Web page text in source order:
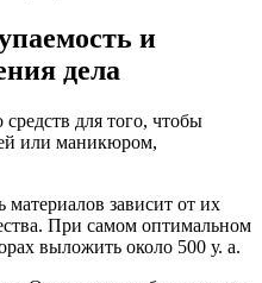
и
дела
для того, чтобы
или маникюром,
зависит от их
При самом оптимальном
выложить около 500 у. а.